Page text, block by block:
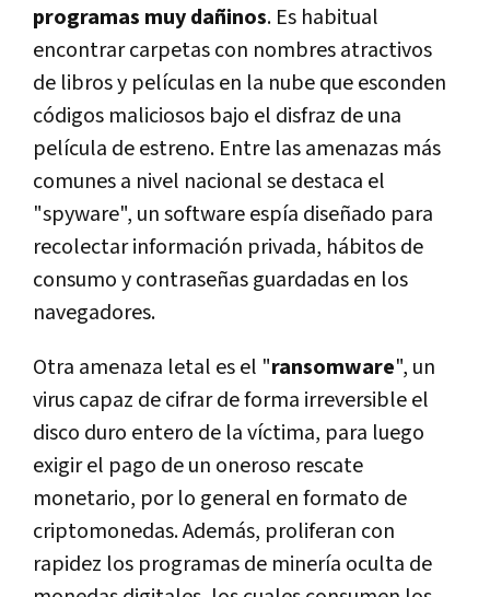
programas muy dañinos. Es habitual
encontrar carpetas con nombres atractivos
de libros y películas en la nube que esconden
códigos maliciosos bajo el disfraz de una
película de estreno. Entre las amenazas más
comunes a nivel nacional se destaca el
"spyware", un software espía diseñado para
recolectar información privada, hábitos de
consumo y contraseñas guardadas en los
navegadores.
Otra amenaza letal es el "ransomware", un
virus capaz de cifrar de forma irreversible el
disco duro entero de la víctima, para luego
exigir el pago de un oneroso rescate
monetario, por lo general en formato de
criptomonedas. Además, proliferan con
rapidez los programas de minería oculta de